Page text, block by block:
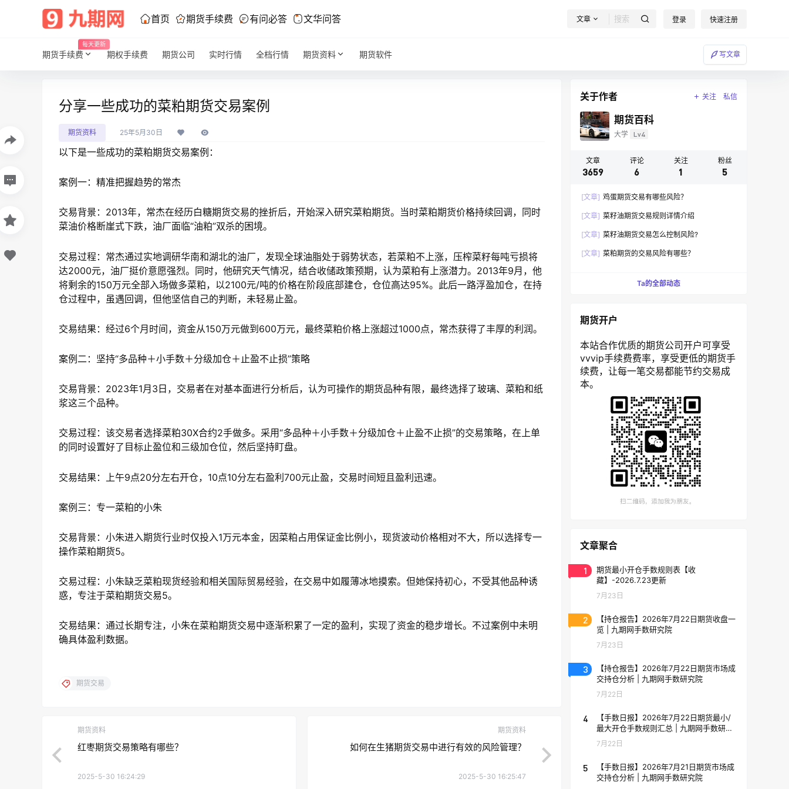
首页 期货手续费 有问必答 文华问答 文章 登录 快速注册
期货手续费
每天更新
期权手续费 期货公司 实时行情 全档行情 期货资料 期货软件 写文章
分享一些成功的菜粕期货交易案例
期货资料 25年5月30日
以下是一些成功的菜粕期货交易案例：
案例一：精准把握趋势的常杰
交易背景：2013年，常杰在经历白糖期货交易的挫折后，开始深入研究菜粕期货。当时菜粕期货价格持续回调，同时
菜油价格断崖式下跌，油厂面临“油粕”双杀的困境。
交易过程：常杰通过实地调研华南和湖北的油厂，发现全球油脂处于弱势状态，若菜粕不上涨，压榨菜籽每吨亏损将
达2000元，油厂挺价意愿强烈。同时，他研究天气情况，结合收储政策预期，认为菜粕有上涨潜力。2013年9月，他
将剩余的150万元全部入场做多菜粕，以2100元/吨的价格在阶段底部建仓，仓位高达95%。此后一路浮盈加仓，在持
仓过程中，虽遇回调，但他坚信自己的判断，未轻易止盈。
交易结果：经过6个月时间，资金从150万元做到600万元，最终菜粕价格上涨超过1000点，常杰获得了丰厚的利润。
案例二：坚持“多品种＋小手数＋分级加仓＋止盈不止损”策略
交易背景：2023年1月3日，交易者在对基本面进行分析后，认为可操作的期货品种有限，最终选择了玻璃、菜粕和纸
浆这三个品种。
交易过程：该交易者选择菜粕30X合约2手做多。采用“多品种＋小手数＋分级加仓＋止盈不止损”的交易策略，在上单
的同时设置好了目标止盈位和三级加仓位，然后坚持盯盘。
交易结果：上午9点20分左右开仓，10点10分左右盈利700元止盈，交易时间短且盈利迅速。
案例三：专一菜粕的小朱
交易背景：小朱进入期货行业时仅投入1万元本金，因菜粕占用保证金比例小，现货波动价格相对不大，所以选择专一
操作菜粕期货5。
交易过程：小朱缺乏菜粕现货经验和相关国际贸易经验，在交易中如履薄冰地摸索。但她保持初心，不受其他品种诱
惑，专注于菜粕期货交易5。
交易结果：通过长期专注，小朱在菜粕期货交易中逐渐积累了一定的盈利，实现了资金的稳步增长。不过案例中未明
确具体盈利数据。
期货交易
期货资料
红枣期货交易策略有哪些？
2025-5-30 16:24:29
期货资料
如何在生猪期货交易中进行有效的风险管理？
2025-5-30 16:25:47
关于作者 关注 私信
期货百科
大学 Lv4
文章
3659
评论
6
关注
1
粉丝
5
[文章] 鸡蛋期货交易有哪些风险？
[文章] 菜籽油期货交易规则详情介绍
[文章] 菜籽油期货交易怎么控制风险?
[文章] 菜粕期货的交易风险有哪些？
Ta的全部动态
期货开户
本站合作优质的期货公司开户可享受
vvvip手续费费率，享受更低的期货手
续费，让每一笔交易都能节约交易成
本。
文章聚合
1
期货最小开仓手数规则表【收
藏】-2026.7.23更新
7月23日
2
【持仓报告】2026年7月22日期货收盘一
览 | 九期网手数研究院
7月23日
3
【持仓报告】2026年7月22日期货市场成
交持仓分析 | 九期网手数研究院
7月22日
4
【手数日报】2026年7月22日期货最小/
最大开仓手数规则汇总 | 九期网手数研究
院
7月22日
5
【手数日报】2026年7月21日期货市场成
交持仓分析 | 九期网手数研究院